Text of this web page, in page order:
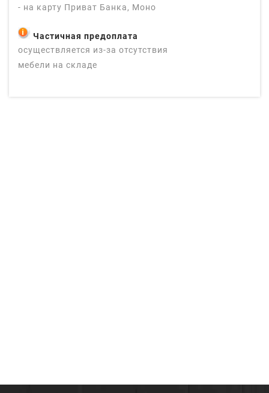
- на карту Приват Банка, Моно
Частичная предоплата
осуществляется из-за отсутствия
мебели на складе